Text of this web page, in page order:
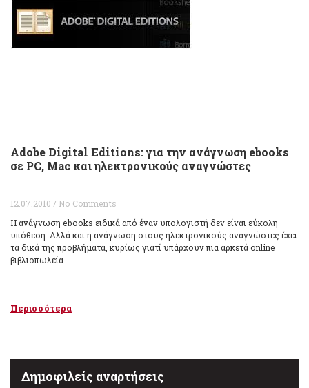
Adobe Digital Editions: για την ανάγνωση ebooks
σε PC, Mac και ηλεκτρονικούς αναγνώστες
12.07.2010 / No Comments
Η ανάγνωση ebooks ειδικά από έναν υπολογιστή δεν είναι εύκολη
υπόθεση. Αλλά και η ανάγνωση στους ηλεκτρονικούς αναγνώστες έχει
τα δικά της προβλήματα, κυρίως γιατί υπάρχουν πια αρκετά online
βιβλιοπωλεία ...
Περισσότερα
Δημοφιλείς αναρτήσεις